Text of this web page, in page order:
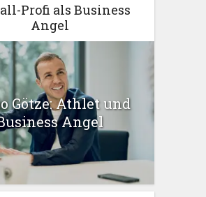
Profi als Business
Angel
Götze: Athlet und
Angel